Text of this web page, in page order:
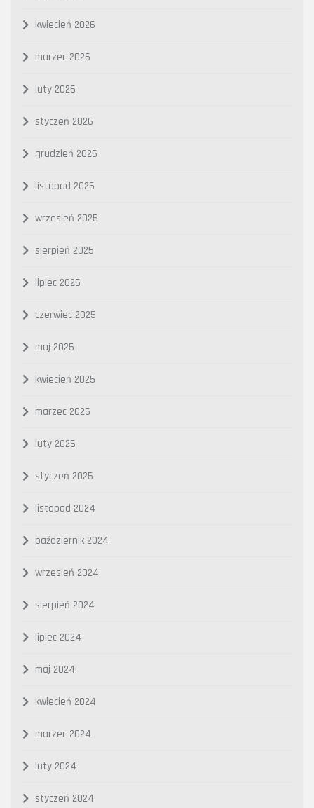
kwiecień 2026
marzec 2026
luty 2026
styczeń 2026
grudzień 2025
listopad 2025
wrzesień 2025
sierpień 2025
lipiec 2025
czerwiec 2025
maj 2025
kwiecień 2025
marzec 2025
luty 2025
styczeń 2025
listopad 2024
październik 2024
wrzesień 2024
sierpień 2024
lipiec 2024
maj 2024
kwiecień 2024
marzec 2024
luty 2024
styczeń 2024